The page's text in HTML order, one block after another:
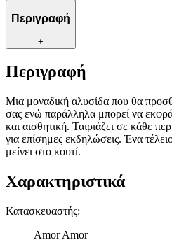
Περιγραφή
+
Περιγραφή
Μια μοναδική αλυσίδα που θα
σας ενώ παράλληλα μπορεί να
και αισθητική. Ταιριάζει σε κάθε
για επίσημες εκδηλώσεις. Ένα
μείνει στο κουτί.
Χαρακτηριστικά
Κατασκευαστής:
Amor Amor